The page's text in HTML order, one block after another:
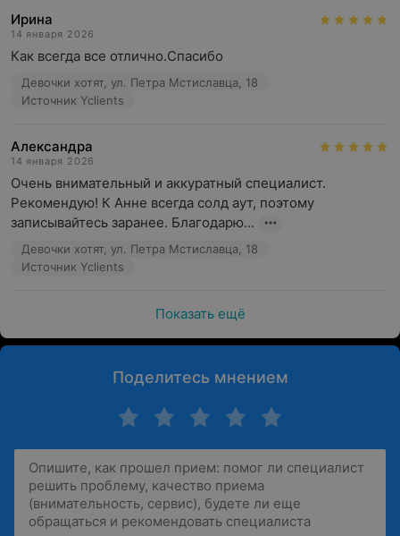
Ирина
14 января 2026
Как всегда все отлично.Спасибо
Девочки хотят, ул. Петра Мстиславца, 18
Источник Yclients
Александра
14 января 2026
Очень внимательный и аккуратный специалист.
Рекомендую! К Анне всегда солд аут, поэтому
записывайтесь заранее. Благодарю...
Девочки хотят, ул. Петра Мстиславца, 18
Источник Yclients
Показать ещё
Поделитесь мнением